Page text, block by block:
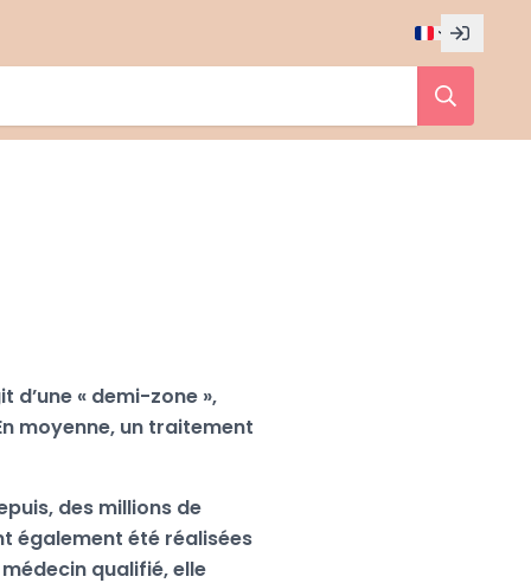
d’une « demi-zone »,
moyenne, un traitement
des millions de
également été réalisées
qualifié, elle